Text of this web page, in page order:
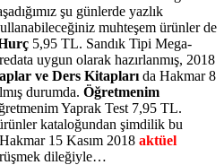
şu günlerde yazlık
muhteşem ürünler de
5,95 TL. Sandık Tipi Mega-
uygun olarak hazırlanmış, 2018
ve Ders Kitaplarıda Hakmar 8
durumda. Öğretmenim
Yaprak Test 7,95 TL.
kataloğundan şimdilik bu
15 Kasım 2018 aktüel
dileğiyle…